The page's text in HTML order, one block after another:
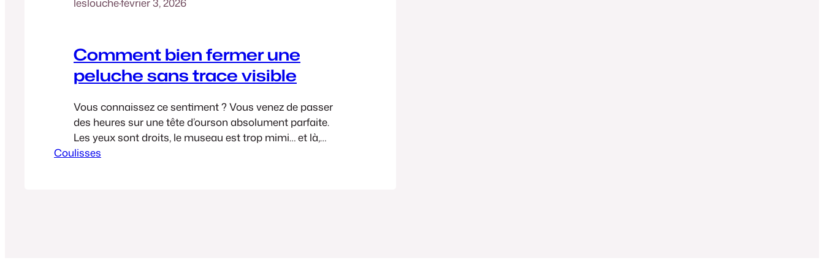
Comment bien fermer une
peluche sans trace visible
Vous connaissez ce sentiment ? Vous venez de passer
des heures sur une tête d’ourson absolument parfaite.
Les yeux sont droits, le museau est trop mimi… et là,
arrive la dernière étape : la fermeture. Et là, c’est le drame.
Coulisses